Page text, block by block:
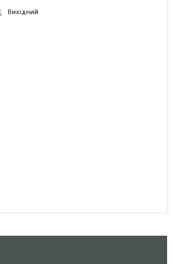
Вихідний